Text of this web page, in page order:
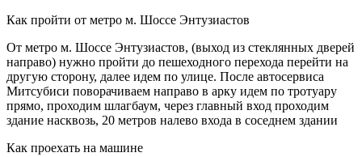
Как пройти от метро м. Шоссе Энтузиастов
От метро м. Шоссе Энтузиастов, (выход из стеклянных дверей
направо) нужно пройти до пешеходного перехода перейти на
другую сторону, далее идем по улице. После автосервиса
Митсубиси поворачиваем направо в арку идем по тротуару
прямо, проходим шлагбаум, через главный вход проходим
здание насквозь, 20 метров налево входа в соседнем здании
Как проехать на машине